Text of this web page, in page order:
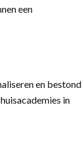
een
en bestond
in